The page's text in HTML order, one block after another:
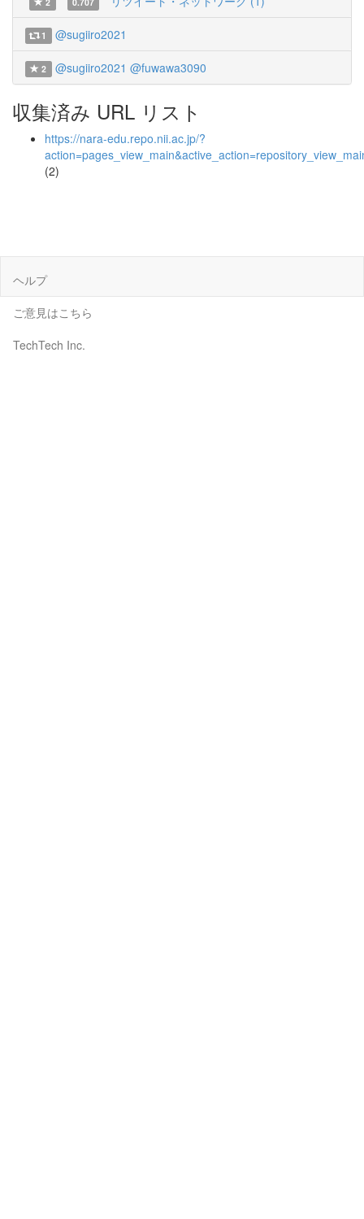
1 @sugiiro2021
2 @sugiiro2021 @fuwawa3090
収集済み URL リスト
https://nara-edu.repo.nii.ac.jp/?
(2)
ヘルプ
ご意見はこちら
TechTech Inc.